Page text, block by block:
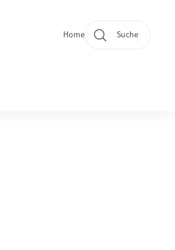
Quicklinks
Home Suche